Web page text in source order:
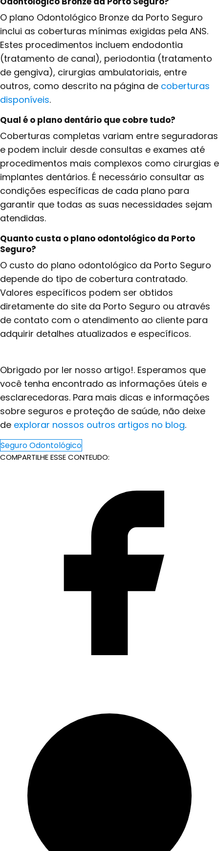
O plano Odontológico Bronze da Porto Seguro
inclui as coberturas mínimas exigidas pela ANS.
Estes procedimentos incluem endodontia
(tratamento de canal), periodontia (tratamento
de gengiva), cirurgias ambulatoriais, entre
outros, como descrito na página de coberturas
disponíveis.
Qual é o plano dentário que cobre tudo?
Coberturas completas variam entre seguradoras
e podem incluir desde consultas e exames até
procedimentos mais complexos como cirurgias e
implantes dentários. É necessário consultar as
condições específicas de cada plano para
garantir que todas as suas necessidades sejam
atendidas.
Quanto custa o plano odontológico da Porto
Seguro?
O custo do plano odontológico da Porto Seguro
depende do tipo de cobertura contratado.
Valores específicos podem ser obtidos
diretamente do site da Porto Seguro ou através
de contato com o atendimento ao cliente para
adquirir detalhes atualizados e específicos.
Obrigado por ler nosso artigo!. Esperamos que
você tenha encontrado as informações úteis e
esclarecedoras. Para mais dicas e informações
sobre seguros e proteção de saúde, não deixe
de explorar nossos outros artigos no blog.
Seguro Odontológico
COMPARTILHE ESSE CONTEUDO: